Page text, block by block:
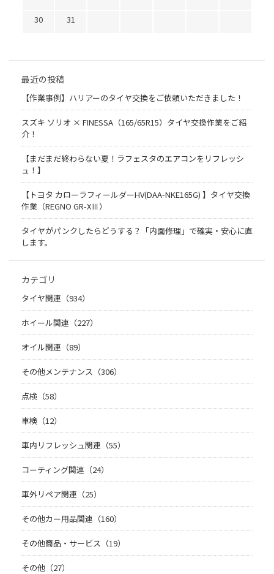
30
31
最近の投稿
【作業事例】ハリアーのタイヤ交換をご依頼いただきました！
スズキ ソリオ × FINESSA（165/65R15）タイヤ交換作業をご紹
介！
【まだまだ終わらない夏！ラフェスタのエアコンをリフレッシ
ュ！】
【トヨタ カローラフィールダーHV(DAA-NKE165G) 】タイヤ交換
作業（REGNO GR-XⅢ）
タイヤがパンクしたらどうする？「内面修理」で確実・安心に直
します。
カテゴリ
タイヤ関連（934）
ホイール関連（227）
オイル関連（89）
その他メンテナンス（306）
点検（58）
車検（12）
車内リフレッシュ関連（55）
コーティング関連（24）
車外リペア関連（25）
その他カー用品関連（160）
その他商品・サービス（19）
その他（27）